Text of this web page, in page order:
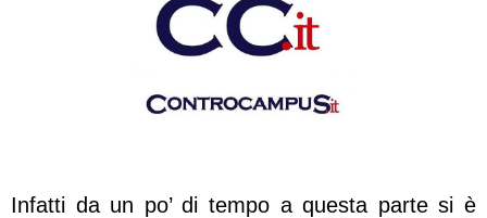
Infatti da un po’ di tempo a questa parte si è